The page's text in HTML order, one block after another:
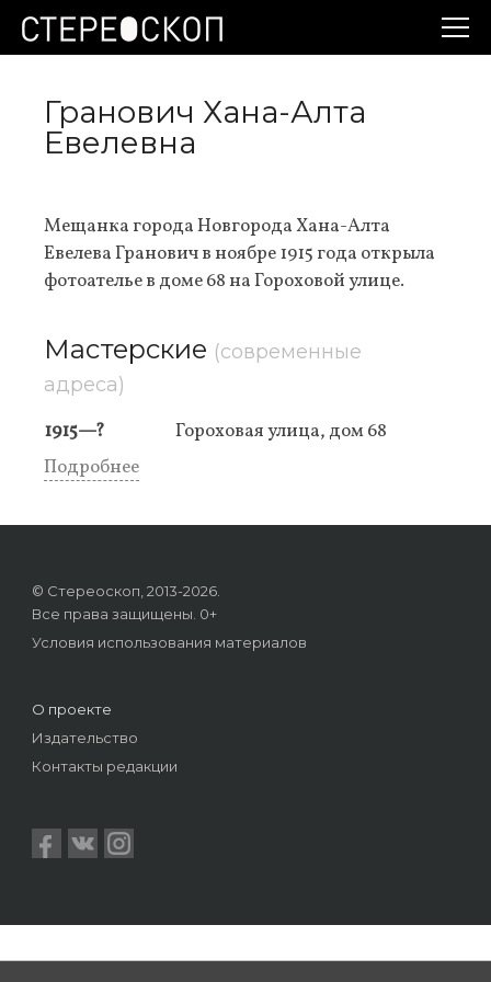
Гранович Хана-Алта
Евелевна
Мещанка города Новгорода Хана-Алта
Евелева Гранович в ноябре 1915 года открыла
фотоателье в доме 68 на Гороховой улице.
Мастерские (современные
адреса)
1915—?
Гороховая улица, дом 68
Подробнее
© Стереоскоп, 2013-2026.
Все права защищены. 0+
Условия использования материалов
О проекте
Издательство
Контакты редакции